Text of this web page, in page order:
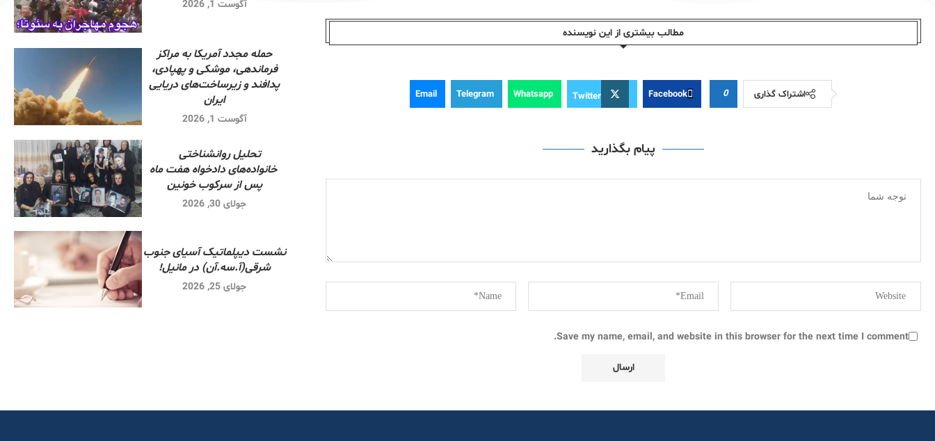
مطالب بیشتری از این نویسندە
اشتراک گذاری 0
Facebook
Twitter
Whatsapp
Telegram
Email
پیام بگذارید
Save my name, email, and website in this browser for the next time I comment.
آگوست 1, 2026
حمله مجدد آمریکا به مراکز
فرماندهی، موشکی و پهپادی،
پدافند و زیرساخت‌های دریایی
ایران
آگوست 1, 2026
تحلیل روانشناختی
خانواده‌های دادخواه هفت ماه
پس از سرکوب خونین
جولای 30, 2026
نشست دیپلماتیک آسیای جنوب
شرقی‌(آ.سه.آن) در مانیل!
جولای 25, 2026